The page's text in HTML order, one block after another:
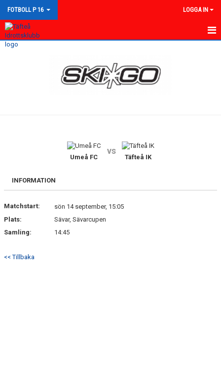
FOTBOLL P 16 LOGGA IN
HEM
DOKUMENT
Umeå FC
vs
Täfteå IK
INFORMATION
Matchstart:
sön 14 september, 15:05
Plats:
Sävar, Sävarcupen
Samling:
14:45
<< Tillbaka